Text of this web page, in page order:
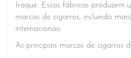
Iraque. Essas fábricas produzem
marcas de cigarros, incluindo
internacionais.
As principais marcas de cigarros